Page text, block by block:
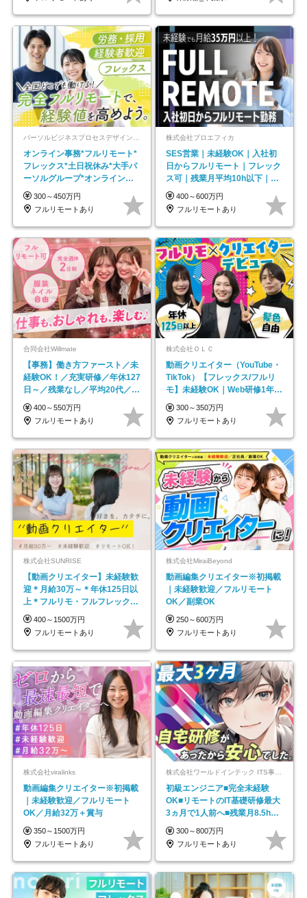
オンライン事務*フルリモート*
フレックス*土日祝休み*大手パ
ーソルグループ*オンライン面
接*30～40代活躍中
300～450万円
フルリモートあり
株式会社プロエフィカ
SES営業｜未経験OK｜入社初
日からフルリモート｜フレック
ス可｜残業月平均10h以下｜事
業立ち上げメンバー
400～600万円
フルリモートあり
合同会社Willmate
【事務】働き方ファースト／未
経験OK！／充実研修／年休127
日～／残業なし／平均20代／リ
モートOK
400～550万円
フルリモートあり
株式会社ＯＬＣ
動画クリエイター（YouTube・
TikTok）【フレックス/フルリ
モ】未経験OK｜Web研修1年間
｜副業OK
300～350万円
フルリモートあり
株式会社SUNRISE
【動画クリエイター】未経験歓
迎＊月給30万～＊年休125日以
上＊フルリモ・フルフレックス
◆10名の採用が決定◆
400～1500万円
フルリモートあり
株式会社MiraiBeyond
動画編集クリエイター※初掲載
｜未経験歓迎／フルリモート
OK／副業OK
250～600万円
フルリモートあり
株式会社viralinks
動画編集クリエイター※初掲載
｜未経験歓迎／フルリモート
OK／月給32万＋賞与
350～1500万円
フルリモートあり
株式会社ワールドインテック ITS事業部【東証プライム上場グループ】
初級エンジニア■完全未経験
OK■リモートのIT基礎研修最大
3ヵ月で1人前へ■残業月8.5h■
安定基盤/STR
300～800万円
フルリモートあり